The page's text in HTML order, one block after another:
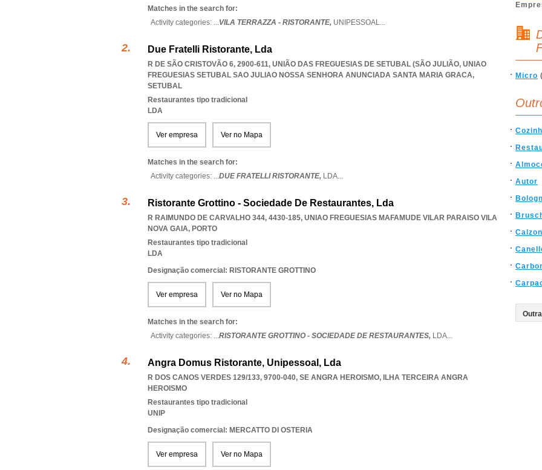
Matches in the search for:
Activity categories: ...VILA TERRAZZA - RISTORANTE, UNIPESSOAL...
Due Fratelli Ristorante, Lda
R DE SÃO CRISTOVÃO 6, 2900-611, UNIÃO DAS FREGUESIAS DE SETUBAL (SÃO JULIÃO, UNIAO
FREGUESIAS SETUBAL SAO JULIAO NOSSA SENHORA ANUNCIADA SANTA MARIA GRACA,
SETUBAL
Restaurantes tipo tradicional
LDA
Ver empresa Ver no Mapa
Matches in the search for:
Activity categories: ...DUE FRATELLI RISTORANTE, LDA...
Ristorante Grottino - Sociedade De Restaurantes, Lda
R RAIMUNDO DE CARVALHO 344, 4430-185, UNIAO FREGUESIAS MAFAMUDE VILAR PARAISO VILA
NOVA GAIA, PORTO
Restaurantes tipo tradicional
LDA
Designação comercial: RISTORANTE GROTTINO
Ver empresa Ver no Mapa
Matches in the search for:
Activity categories: ...RISTORANTE GROTTINO - SOCIEDADE DE RESTAURANTES, LDA...
Angra Domus Ristorante, Unipessoal, Lda
R DOS CANOS VERDES 129/133, 9700-040, SE ANGRA HEROISMO, ILHA TERCEIRA ANGRA
HEROISMO
Restaurantes tipo tradicional
UNIP
Designação comercial: MERCATTO DI OSTERIA
Ver empresa Ver no Mapa
Micro
Autor